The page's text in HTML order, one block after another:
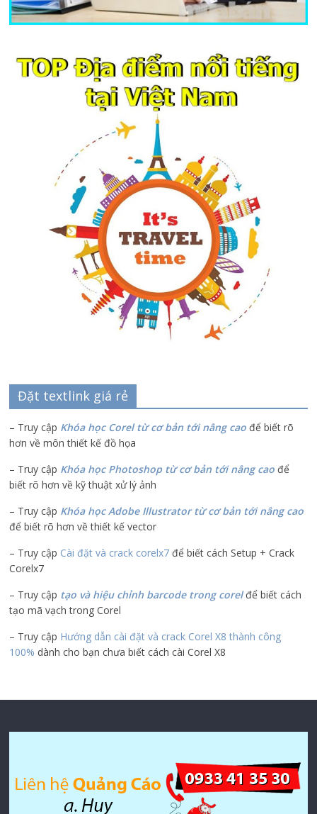
Đặt textlink giá rẻ
– Truy cập Khóa học Corel từ cơ bản tới nâng cao để biết rõ
hơn về môn thiết kế đồ họa
– Truy cập Khóa học Photoshop từ cơ bản tới nâng cao để
biết rõ hơn về kỹ thuật xử lý ảnh
– Truy cập Khóa học Adobe Illustratortừ cơ bản tới nâng cao
để biết rõ hơn về thiết kế vector
– Truy cập Cài đặt và crack corelx7 để biết cách Setup + Crack
Corelx7
– Truy cập tạo và hiệu chỉnh barcode trong corelđể biết cách
tạo mã vạch trong Corel
– Truy cập Hướng dẫn cài đặt và crack Corel X8 thành công
100% dành cho bạn chưa biết cách cài Corel X8